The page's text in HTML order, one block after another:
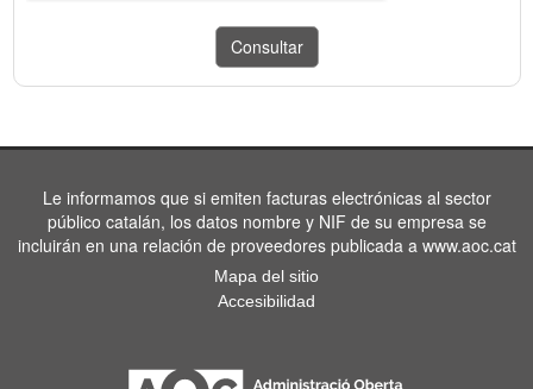
Le informamos que si emiten facturas electrónicas al sector
público catalán, los datos nombre y NIF de su empresa se
incluirán en una relación de proveedores publicada a www.aoc.cat
Mapa del sitio
Accesibilidad